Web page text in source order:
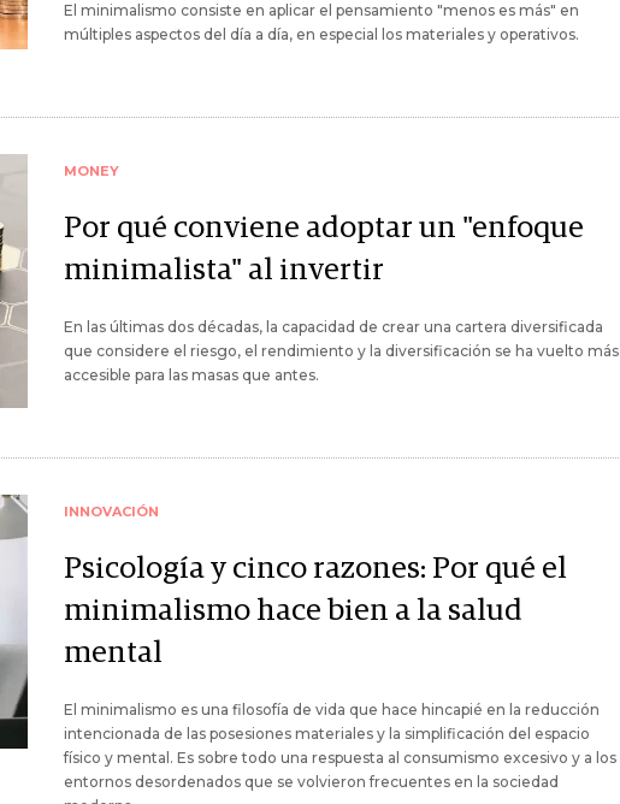
El minimalismo consiste en aplicar el pensamiento "menos es más" en
múltiples aspectos del día a día, en especial los materiales y operativos.
MONEY
Por qué conviene adoptar un "enfoque
minimalista" al invertir
En las últimas dos décadas, la capacidad de crear una cartera diversificada
que considere el riesgo, el rendimiento y la diversificación se ha vuelto más
accesible para las masas que antes.
INNOVACIÓN
Psicología y cinco razones: Por qué el
minimalismo hace bien a la salud
mental
El minimalismo es una filosofía de vida que hace hincapié en la reducción
intencionada de las posesiones materiales y la simplificación del espacio
físico y mental. Es sobre todo una respuesta al consumismo excesivo y a los
entornos desordenados que se volvieron frecuentes en la sociedad